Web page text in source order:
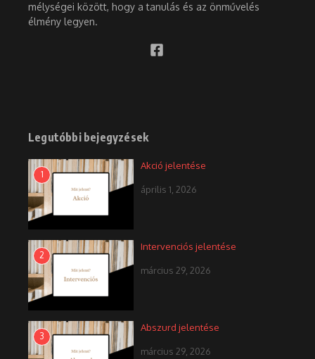
mélységei között, hogy a tanulás és az önművelés
élmény legyen.
Legutóbbi bejegyzések
1
Akció jelentése
április 1, 2026
2
Intervenciós jelentése
március 29, 2026
3
Abszurd jelentése
március 29, 2026